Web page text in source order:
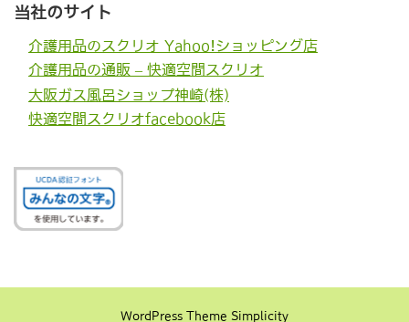
事
当社のサイト
介護用品のスクリオ Yahoo!ショッピング店
介護用品の通販 – 快適空間スクリオ
大阪ガス風呂ショップ神崎(株)
快適空間スクリオfacebook店
WordPress Theme Simplicity